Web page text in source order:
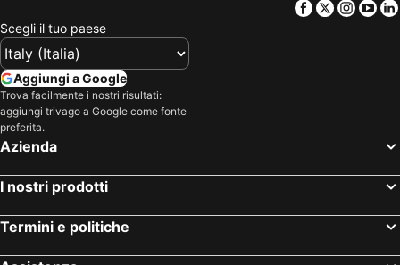
Facebook
Twitter
Scegli il tuo paese
Aggiungi a Google
Trova facilmente i nostri risultati:
aggiungi trivago a Google come fonte
preferita.
Azienda
I nostri prodotti
Termini e politiche